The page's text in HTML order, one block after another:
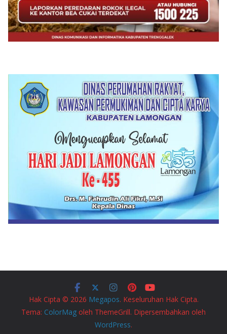
Hak Cipta © 2026 Megapos. Keseluruhan Hak Cipta.
Tema: ColorMag oleh ThemeGrill. Dipersembahkan oleh
WordPress.